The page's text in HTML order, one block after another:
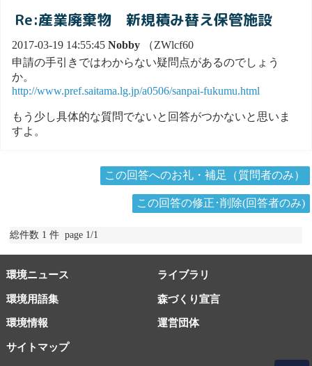
Re:産業廃棄物 新規積み替え保管施設
2017-03-19 14:55:45 Nobby （ZWlcf60
申請の手引きではわからない疑問点があるのでしょう
か。
http://www.pref.saitama.lg.jp/a0506/sanpai-fukumu.html
もう少し具体的な質問でないと回答がつかないと思いま
すよ。
この回答へのお礼・補足（質問者のみ）
この回答の修正･削除(回答者のみ)
総件数 1 件 page 1/1
環境ニュース ライブラリ
環境用語集 森づくり宣言
環境情報
サイトマップ
運営団体